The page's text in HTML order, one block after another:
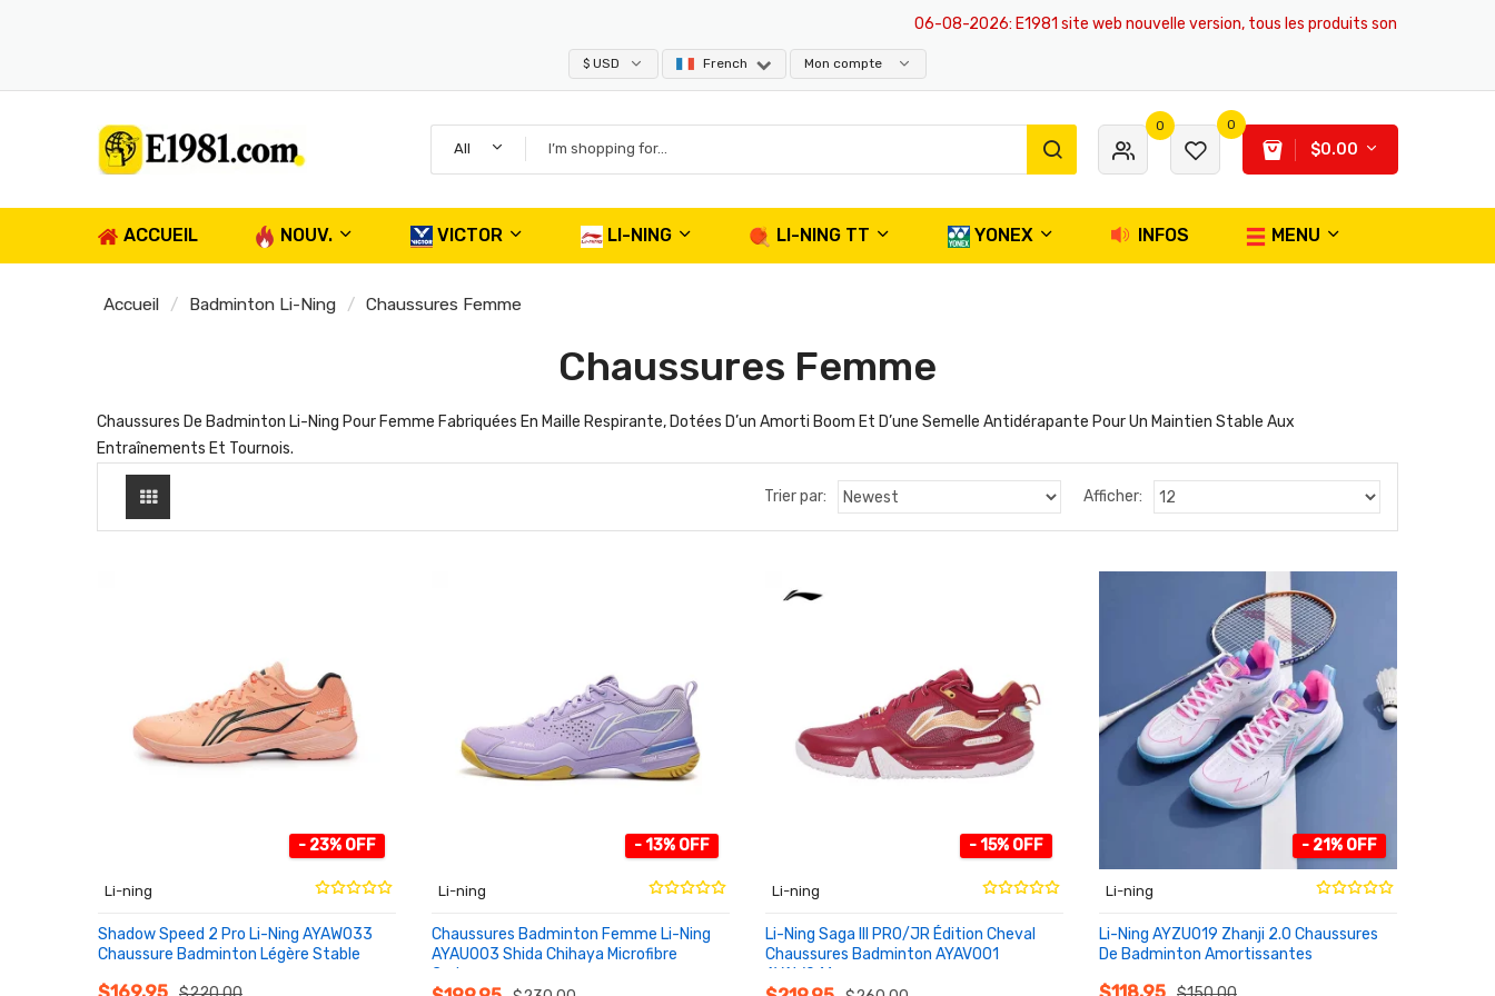
06-08-2026: E1981 site web nouvelle version, tous les produits sont originaux et
$ USD French Mon compte
All
0 0
$0.00
ACCUEIL NOUV. VICTOR LI-NING LI-NING TT YONEX INFOS MENU
Accueil Badminton Li-Ning Chaussures Femme
Chaussures Femme
Chaussures De Badminton Li-Ning Pour Femme Fabriquées En Maille Respirante, Dotées D’un Amorti Boom Et D’une Semelle Antidérapante Pour Un Maintien Stable Aux
Entraînements Et Tournois.
Trier par: Afficher:
- 23% OFF
Li-ning
Shadow Speed 2 Pro Li-Ning AYAW033
Chaussure Badminton Légère Stable
- 13% OFF
Li-ning
Chaussures Badminton Femme Li-Ning
AYAU003 Shida Chihaya Microfibre
Carbone
- 15% OFF
Li-ning
Li-Ning Saga III PRO/JR Édition Cheval
Chaussures Badminton AYAV001
AYAW041
- 21% OFF
Li-ning
Li-Ning AYZU019 Zhanji 2.0 Chaussures
De Badminton Amortissantes